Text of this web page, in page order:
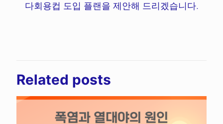
다회용컵 도입 플랜을 제안해 드리겠습니다.
Related posts